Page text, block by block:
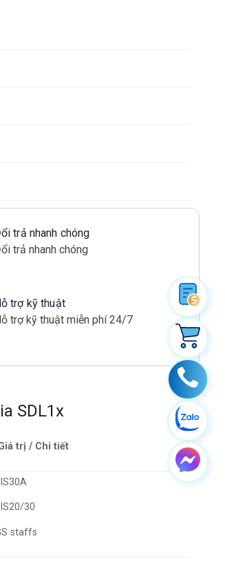
trả nhanh chóng
trả nhanh chóng
trợ kỹ thuật
trợ kỹ thuật miễn phí 24/7
SDL1x
trị / Chi tiết
30
staffs